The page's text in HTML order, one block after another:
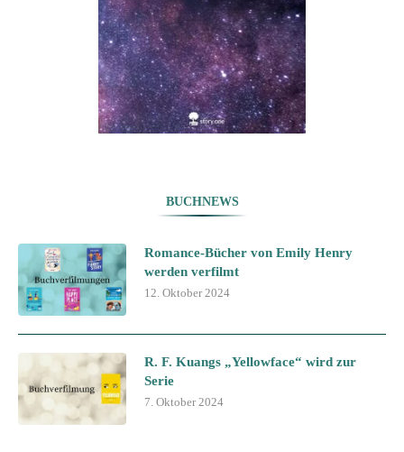
BUCHNEWS
Romance-Bücher von Emily Henry
werden verfilmt
12. Oktober 2024
R. F. Kuangs „Yellowface“ wird zur
Serie
7. Oktober 2024